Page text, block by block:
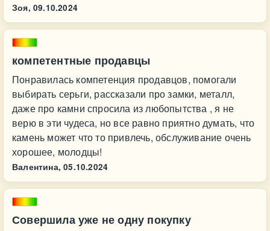
Зоя, 09.10.2024
компетентные продавцы
Понравилась компетенция продавцов, помогали
выбирать серьги, рассказали про замки, металл,
даже про камни спросила из любопытства , я не
верю в эти чудеса, но все равно приятно думать, что
камень может что то привлечь, обслуживание очень
хорошее, молодцы!
Валентина, 05.10.2024
Совершила уже не одну покупку